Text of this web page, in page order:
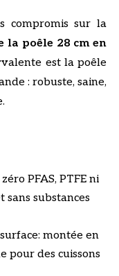
compromis sur la
la poêle 28 cm en
est la poêle
: robuste, saine,
PFAS, PTFE ni
sans substances
montée en
pour des cuissons